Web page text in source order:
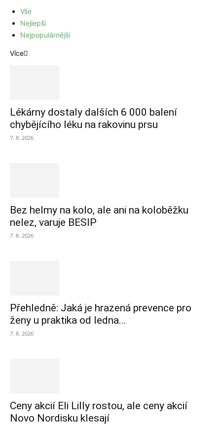
Vše
Nejlepší
Nejpopulárnější
Více
Lékárny dostaly dalších 6 000 balení
chybějícího léku na rakovinu prsu
7. 8. 2026
Bez helmy na kolo, ale ani na koloběžku
nelez, varuje BESIP
7. 8. 2026
Přehledně: Jaká je hrazená prevence pro
ženy u praktika od ledna...
7. 8. 2026
Ceny akcií Eli Lilly rostou, ale ceny akcií
Novo Nordisku klesají